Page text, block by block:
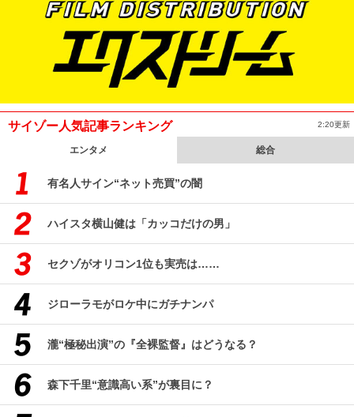
サイゾー人気記事ランキング 2:20更新
エンタメ 総合
有名人サイン“ネット売買”の闇
ハイスタ横山健は「カッコだけの男」
セクゾがオリコン1位も実売は……
ジローラモがロケ中にガチナンパ
瀧“極秘出演”の『全裸監督』はどうなる？
森下千里“意識高い系”が裏目に？